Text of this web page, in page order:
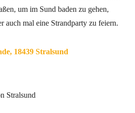
um im Sund baden zu gehen,
auch mal eine Strandparty zu feiern.
18439 Stralsund